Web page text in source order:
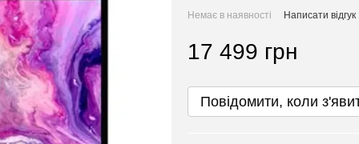
Немає в наявності Написати відгук
17 499 грн
Повідомити, коли